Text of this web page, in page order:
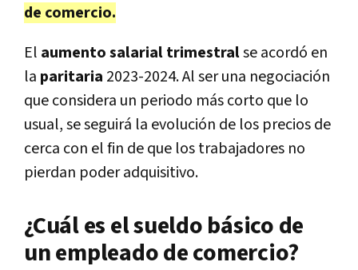
de comercio.
El aumento salarial trimestralse acordó en
la paritaria 2023-2024. Al ser una negociación
que considera un periodo más corto que lo
usual, se seguirá la evolución de los precios de
cerca con el fin de que los trabajadores no
pierdan poder adquisitivo.
¿Cuál es el sueldo básico de
un empleado de comercio?